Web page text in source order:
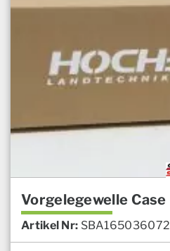
Vorgelegewelle Case
Artikel Nr: SBA165036072